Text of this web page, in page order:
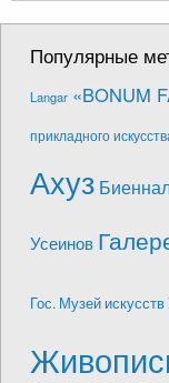
Популярные
Langar «BONUM
прикладного
Ахуз
Усеинов
Гос. Музей искусств